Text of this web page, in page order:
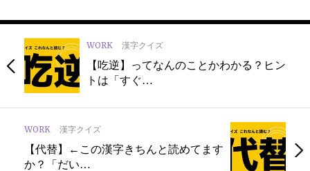
WORK 漢字クイズ
【吃逆】ってなんのことかわかる？ヒン
トは「すぐ…
WORK 漢字クイズ
【代替】←この漢字きちんと読めてます
か？「だい…